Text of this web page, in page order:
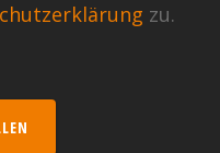
zu.